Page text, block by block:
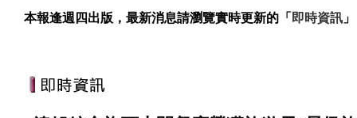
本報逢週四出版，最新消息請瀏覽實時更新的「 即時資訊 」